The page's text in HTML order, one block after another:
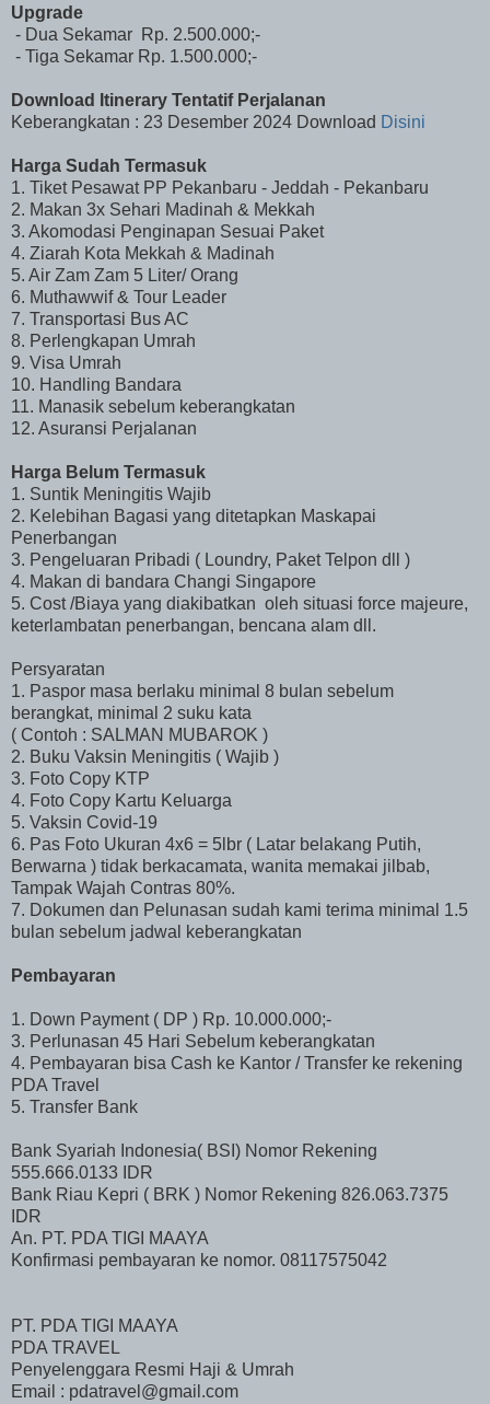
Upgrade
- Dua Sekamar Rp. 2.500.000;-
- Tiga Sekamar Rp. 1.500.000;-
Download Itinerary Tentatif Perjalanan
Keberangkatan : 23 Desember 2024 Download Disini
Harga Sudah Termasuk
1. Tiket Pesawat PP Pekanbaru - Jeddah - Pekanbaru
2. Makan 3x Sehari Madinah & Mekkah
3. Akomodasi Penginapan Sesuai Paket
4. Ziarah Kota Mekkah & Madinah
5. Air Zam Zam 5 Liter/ Orang
6. Muthawwif & Tour Leader
7. Transportasi Bus AC
8. Perlengkapan Umrah
9. Visa Umrah
10. Handling Bandara
11. Manasik sebelum keberangkatan
12. Asuransi Perjalanan
Harga Belum Termasuk
1. Suntik Meningitis Wajib
2. Kelebihan Bagasi yang ditetapkan Maskapai
Penerbangan
3. Pengeluaran Pribadi ( Loundry, Paket Telpon dll )
4. Makan di bandara Changi Singapore
5. Cost /Biaya yang diakibatkan oleh situasi force majeure,
keterlambatan penerbangan, bencana alam dll.
Persyaratan
1. Paspor masa berlaku minimal 8 bulan sebelum
berangkat, minimal 2 suku kata
( Contoh : SALMAN MUBAROK )
2. Buku Vaksin Meningitis ( Wajib )
3. Foto Copy KTP
4. Foto Copy Kartu Keluarga
5. Vaksin Covid-19
6. Pas Foto Ukuran 4x6 = 5lbr ( Latar belakang Putih,
Berwarna ) tidak berkacamata, wanita memakai jilbab,
Tampak Wajah Contras 80%.
7. Dokumen dan Pelunasan sudah kami terima minimal 1.5
bulan sebelum jadwal keberangkatan
Pembayaran
1. Down Payment ( DP ) Rp. 10.000.000;-
3. Perlunasan 45 Hari Sebelum keberangkatan
4. Pembayaran bisa Cash ke Kantor / Transfer ke rekening
PDA Travel
5. Transfer Bank
Bank Syariah Indonesia( BSI) Nomor Rekening
555.666.0133 IDR
Bank Riau Kepri ( BRK ) Nomor Rekening 826.063.7375
IDR
An. PT. PDA TIGI MAAYA
Konfirmasi pembayaran ke nomor. 08117575042
PT. PDA TIGI MAAYA
PDA TRAVEL
Penyelenggara Resmi Haji & Umrah
Email : pdatravel@gmail.com